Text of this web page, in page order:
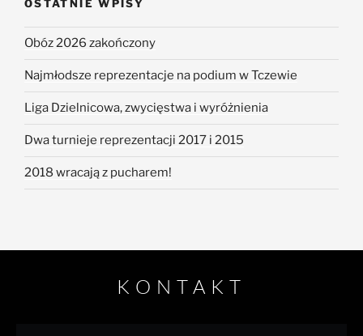
OSTATNIE WPISY
Obóz 2026 zakończony
Najmłodsze reprezentacje na podium w Tczewie
Liga Dzielnicowa, zwycięstwa i wyróżnienia
Dwa turnieje reprezentacji 2017 i 2015
2018 wracają z pucharem!
KONTAKT